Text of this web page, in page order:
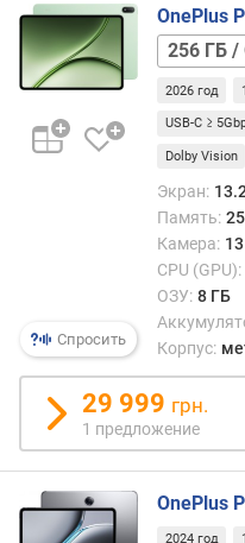
в
ы
х
к
о
т
д
о
р
х
к
Спросить
OnePlus
256 ГБ
/
ОЗУ
12
512 ГБ
2026 год
USB-C ≥
Dolby Vision
Экран:
Память:
Камера:
CPU (GPU):
ОЗУ: 8 ГБ
Корпус:
29 999 грн.
1 предложение
OnePlus
2024 год